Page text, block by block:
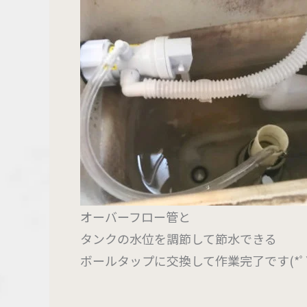
オーバーフロー管と
タンクの水位を調節して節水できる
ボールタップに交換して作業完了です